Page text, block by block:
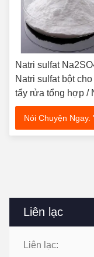
Liên lạc
Liên lạc:
Natri sulfat
Natri sulfat bột
tẩy rửa tổng hợp /
silicat
Nói Chuyện Ngay. '